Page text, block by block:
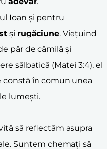
Ioan și pentru
și rugăciune. Viețuind
păr de cămilă și
sălbatică (Matei 3:4), el
constă în comuniunea
lumești.
să reflectăm asupra
Suntem chemați să